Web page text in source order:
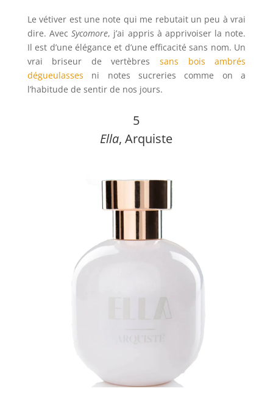
Le vétiver est une note qui me rebutait un peu à vrai
dire. AvecSycomore, j’ai appris à apprivoiser la note.
Il est d’une élégance et d’une efficacité sans nom. Un
vrai briseur de vertèbressans bois ambrés
dégueulasses ni notes sucreries comme on a
l’habitude de sentir de nos jours.
5
Ella, Arquiste